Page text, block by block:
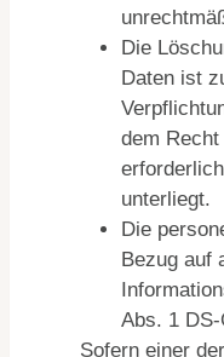
Die
Daten ist
dem
unterliegt.
Die
Bezug auf
Abs. 1
Sofern einer